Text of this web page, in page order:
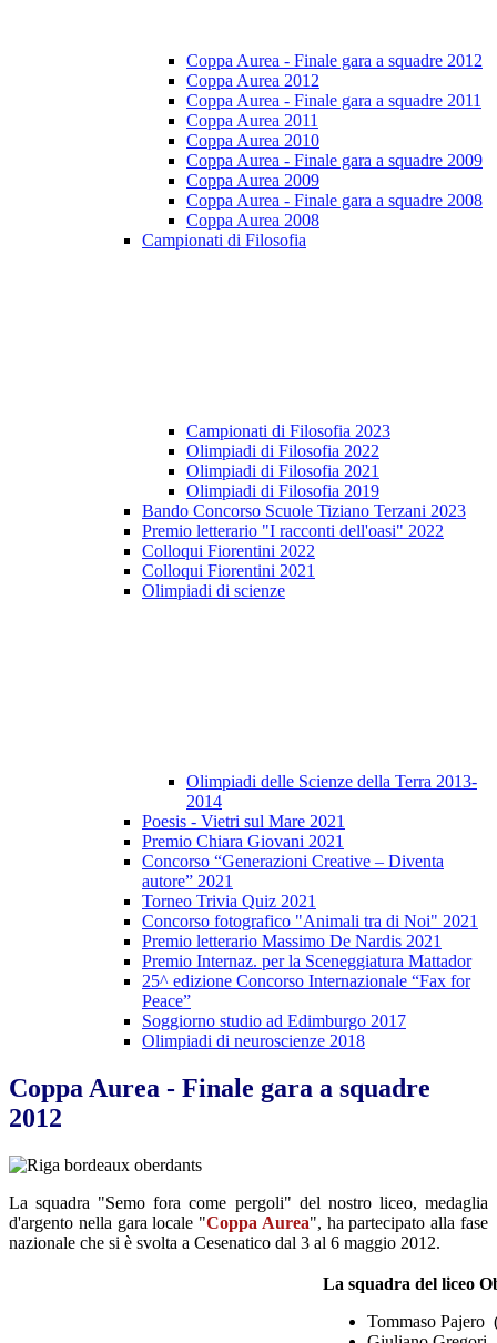
Coppa Aurea - Finale gara a squadre 2012
Coppa Aurea 2012
Coppa Aurea - Finale gara a squadre 2011
Coppa Aurea 2011
Coppa Aurea 2010
Coppa Aurea - Finale gara a squadre 2009
Coppa Aurea 2009
Coppa Aurea - Finale gara a squadre 2008
Coppa Aurea 2008
Campionati di Filosofia
Campionati di Filosofia 2023
Olimpiadi di Filosofia 2022
Olimpiadi di Filosofia 2021
Olimpiadi di Filosofia 2019
Bando Concorso Scuole Tiziano Terzani 2023
Premio letterario "I racconti dell'oasi" 2022
Colloqui Fiorentini 2022
Colloqui Fiorentini 2021
Olimpiadi di scienze
Olimpiadi delle Scienze della Terra 2013-
2014
Poesis - Vietri sul Mare 2021
Premio Chiara Giovani 2021
Concorso “Generazioni Creative – Diventa
autore” 2021
Torneo Trivia Quiz 2021
Concorso fotografico "Animali tra di Noi" 2021
Premio letterario Massimo De Nardis 2021
Premio Internaz. per la Sceneggiatura Mattador
25^ edizione Concorso Internazionale “Fax for
Peace”
Soggiorno studio ad Edimburgo 2017
Olimpiadi di neuroscienze 2018
Coppa Aurea - Finale gara a squadre
2012
La squadra "Semo fora come pergoli" del nostro liceo, medaglia
d'argento nella gara locale "Coppa Aurea", ha partecipato alla fase
nazionale che si è svolta a Cesenatico dal 3 al 6 maggio 2012.
La squadra del liceo
Tommaso Pajero